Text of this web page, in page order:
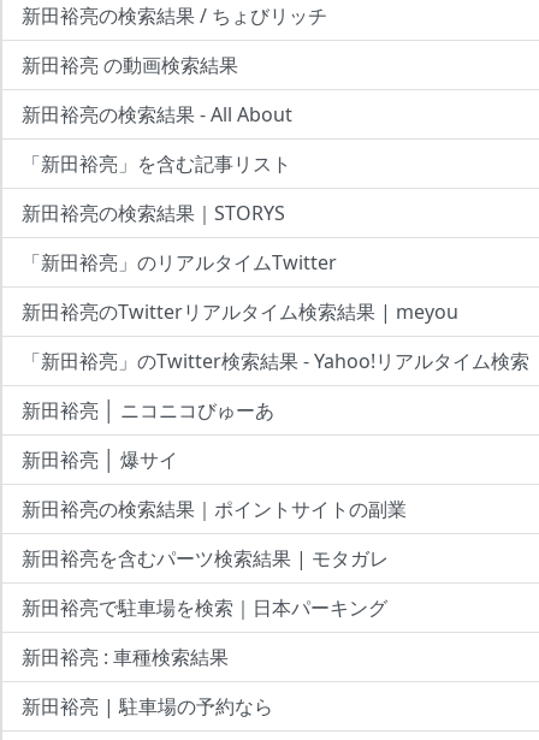
新田裕亮の検索結果 / ちょびリッチ
新田裕亮 の動画検索結果
新田裕亮の検索結果 - All About
「新田裕亮」を含む記事リスト
新田裕亮の検索結果｜STORYS
「新田裕亮」のリアルタイムTwitter
新田裕亮のTwitterリアルタイム検索結果 | meyou
「新田裕亮」のTwitter検索結果 - Yahoo!リアルタイム検索
新田裕亮 │ ニコニコびゅーあ
新田裕亮 │ 爆サイ
新田裕亮の検索結果｜ポイントサイトの副業
新田裕亮を含むパーツ検索結果 | モタガレ
新田裕亮で駐車場を検索｜日本パーキング
新田裕亮 : 車種検索結果
新田裕亮 | 駐車場の予約なら